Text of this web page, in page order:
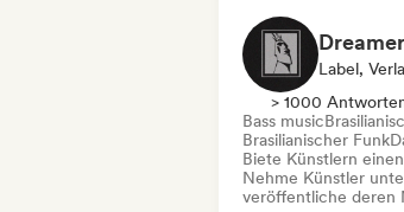
Label,
> 1000
Bass music
Brasilianischer Funk
Biete Künstlern
Nehme Künstler
veröffentliche deren